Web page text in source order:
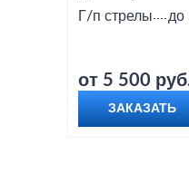
Г/п стрелы
до
от 5 500
ЗАКАЗАТЬ